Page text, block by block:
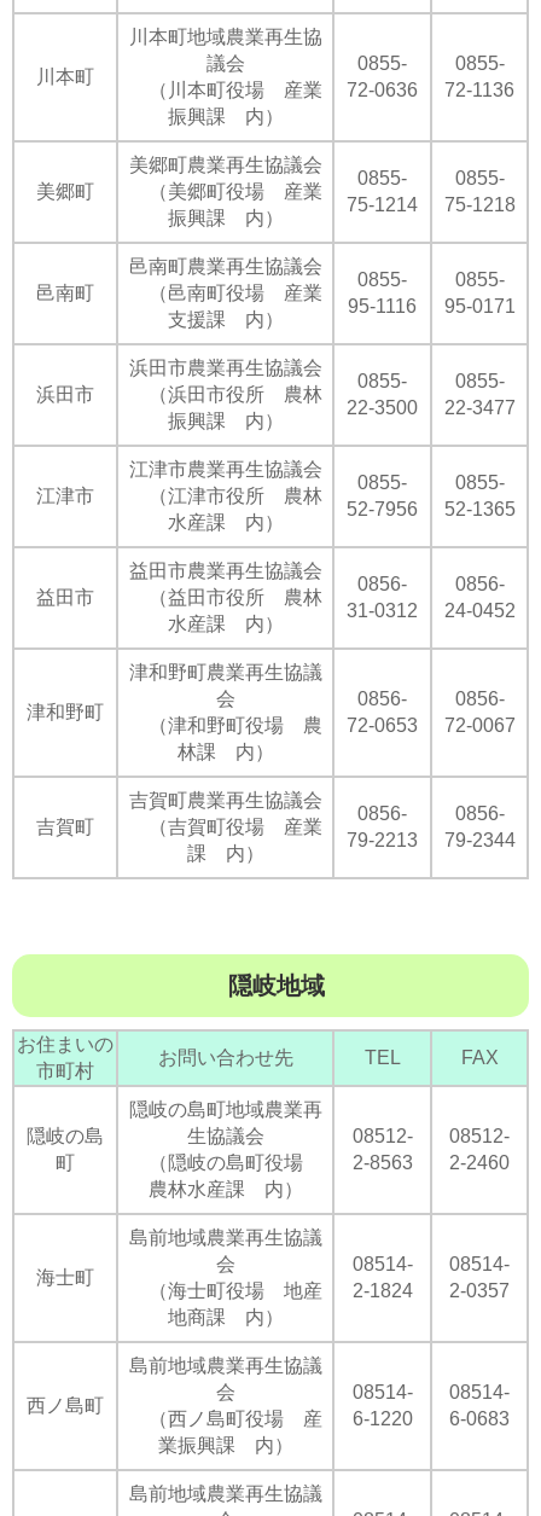
川本町
川本町地域農業再生協
議会
（川本町役場 産業
振興課 内）
0855-
72-0636
0855-
72-1136
美郷町
美郷町農業再生協議会
（美郷町役場 産業
振興課 内）
0855-
75-1214
0855-
75-1218
邑南町
邑南町農業再生協議会
（邑南町役場 産業
支援課 内）
0855-
95-1116
0855-
95-0171
浜田市
浜田市農業再生協議会
（浜田市役所 農林
振興課 内）
0855-
22-3500
0855-
22-3477
江津市
江津市農業再生協議会
（江津市役所 農林
水産課 内）
0855-
52-7956
0855-
52-1365
益田市
益田市農業再生協議会
（益田市役所 農林
水産課 内）
0856-
31-0312
0856-
24-0452
津和野町
津和野町農業再生協議
会
（津和野町役場 農
林課 内）
0856-
72-0653
0856-
72-0067
吉賀町
吉賀町農業再生協議会
（吉賀町役場 産業
課 内）
0856-
79-2213
0856-
79-2344
隠岐地域
お住まいの
市町村
お問い合わせ先 TEL FAX
隠岐の島
町
隠岐の島町地域農業再
生協議会
（隠岐の島町役場
農林水産課 内）
08512-
2-8563
08512-
2-2460
海士町
島前地域農業再生協議
会
（海士町役場 地産
地商課 内）
08514-
2-1824
08514-
2-0357
西ノ島町
島前地域農業再生協議
会
（西ノ島町役場 産
業振興課 内）
08514-
6-1220
08514-
6-0683
島前地域農業再生協議